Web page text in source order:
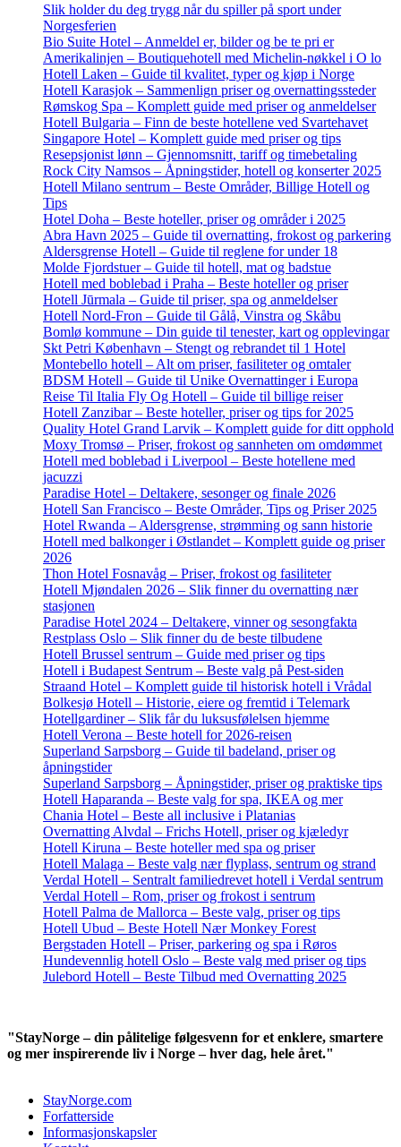
Slik holder du deg trygg når du spiller på sport under
Norgesferien
Bio Suite Hotel – Anmeldel er, bilder og be te pri er
Amerikalinjen – Boutiquehotell med Michelin-nøkkel i O lo
Hotell Laken – Guide til kvalitet, typer og kjøp i Norge
Hotell Karasjok – Sammenlign priser og overnattingssteder
Rømskog Spa – Komplett guide med priser og anmeldelser
Hotell Bulgaria – Finn de beste hotellene ved Svartehavet
Singapore Hotel – Komplett guide med priser og tips
Resepsjonist lønn – Gjennomsnitt, tariff og timebetaling
Rock City Namsos – Åpningstider, hotell og konserter 2025
Hotell Milano sentrum – Beste Områder, Billige Hotell og
Tips
Hotel Doha – Beste hoteller, priser og områder i 2025
Abra Havn 2025 – Guide til overnatting, frokost og parkering
Aldersgrense Hotell – Guide til reglene for under 18
Molde Fjordstuer – Guide til hotell, mat og badstue
Hotell med boblebad i Praha – Beste hoteller og priser
Hotell Jūrmala – Guide til priser, spa og anmeldelser
Hotell Nord-Fron – Guide til Gålå, Vinstra og Skåbu
Bomlø kommune – Din guide til tenester, kart og opplevingar
Skt Petri København – Stengt og rebrandet til 1 Hotel
Montebello hotell – Alt om priser, fasiliteter og omtaler
BDSM Hotell – Guide til Unike Overnattinger i Europa
Reise Til Italia Fly Og Hotell – Guide til billige reiser
Hotell Zanzibar – Beste hoteller, priser og tips for 2025
Quality Hotel Grand Larvik – Komplett guide for ditt opphold
Moxy Tromsø – Priser, frokost og sannheten om omdømmet
Hotell med boblebad i Liverpool – Beste hotellene med
jacuzzi
Paradise Hotel – Deltakere, sesonger og finale 2026
Hotell San Francisco – Beste Områder, Tips og Priser 2025
Hotel Rwanda – Aldersgrense, strømming og sann historie
Hotell med balkonger i Østlandet – Komplett guide og priser
2026
Thon Hotel Fosnavåg – Priser, frokost og fasiliteter
Hotell Mjøndalen 2026 – Slik finner du overnatting nær
stasjonen
Paradise Hotel 2024 – Deltakere, vinner og sesongfakta
Restplass Oslo – Slik finner du de beste tilbudene
Hotell Brussel sentrum – Guide med priser og tips
Hotell i Budapest Sentrum – Beste valg på Pest-siden
Straand Hotel – Komplett guide til historisk hotell i Vrådal
Bolkesjø Hotell – Historie, eiere og fremtid i Telemark
Hotellgardiner – Slik får du luksusfølelsen hjemme
Hotell Verona – Beste hotell for 2026-reisen
Superland Sarpsborg – Guide til badeland, priser og
åpningstider
Superland Sarpsborg – Åpningstider, priser og praktiske tips
Hotell Haparanda – Beste valg for spa, IKEA og mer
Chania Hotel – Beste all inclusive i Platanias
Overnatting Alvdal – Frichs Hotell, priser og kjæledyr
Hotell Kiruna – Beste hoteller med spa og priser
Hotell Malaga – Beste valg nær flyplass, sentrum og strand
Verdal Hotell – Sentralt familiedrevet hotell i Verdal sentrum
Verdal Hotell – Rom, priser og frokost i sentrum
Hotell Palma de Mallorca – Beste valg, priser og tips
Hotell Ubud – Beste Hotell Nær Monkey Forest
Bergstaden Hotell – Priser, parkering og spa i Røros
Hundevennlig hotell Oslo – Beste valg med priser og tips
Julebord Hotell – Beste Tilbud med Overnatting 2025
"StayNorge – din pålitelige følgesvenn for et enklere, smartere
og mer inspirerende liv i Norge – hver dag, hele året."
StayNorge.com
Forfatterside
Informasjonskapsler